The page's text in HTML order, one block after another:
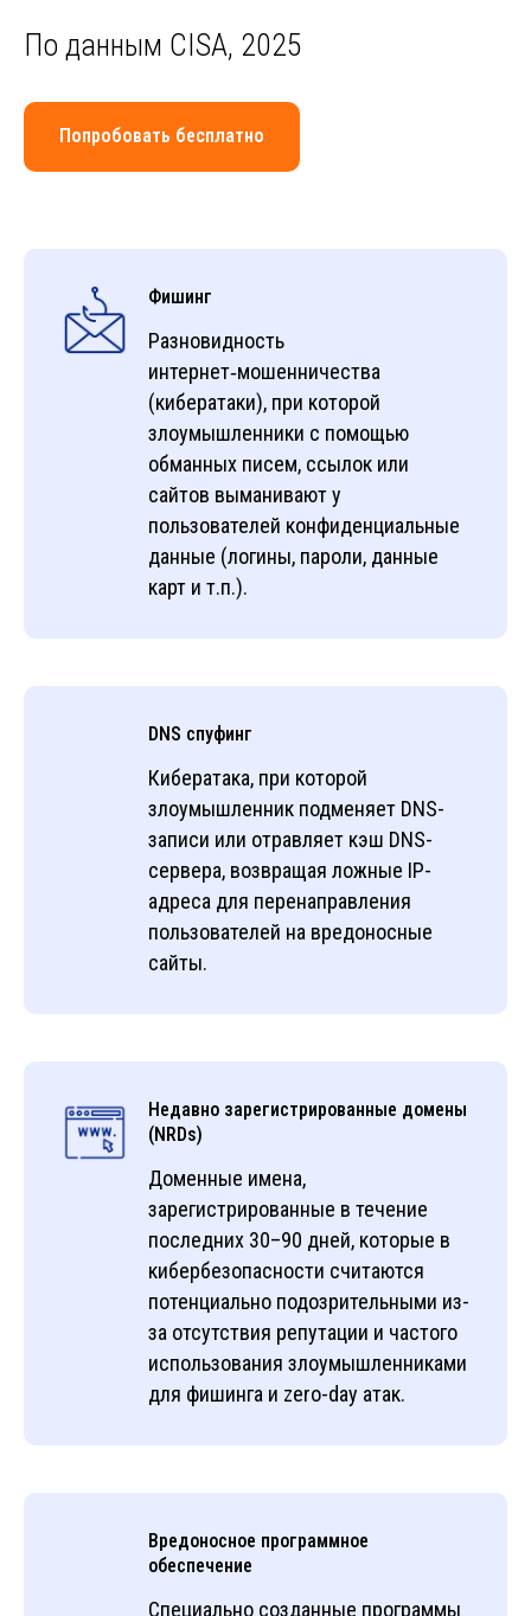
По данным СISA, 2025
Попробовать бесплатно
Фишинг
Разновидность
интернет‑мошенничества
(кибератаки), при которой
злоумышленники с помощью
обманных писем, ссылок или
сайтов выманивают у
пользователей конфиденциальные
данные (логины, пароли, данные
карт и т.п.).
DNS спуфинг
Кибератака, при которой
злоумышленник подменяет DNS-
записи или отравляет кэш DNS-
сервера, возвращая ложные IP-
адреса для перенаправления
пользователей на вредоносные
сайты.
Недавно зарегистрированные домены
(NRDs)
Доменные имена,
зарегистрированные в течение
последних 30–90 дней, которые в
кибербезопасности считаются
потенциально подозрительными из-
за отсутствия репутации и частого
использования злоумышленниками
для фишинга и zero-day атак.
Вредоносное программное
обеспечение
Специально созданные программы